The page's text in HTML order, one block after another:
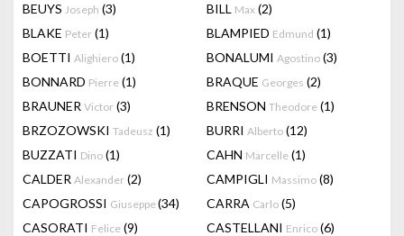
BEUYS Joseph (3) BILL Max (2)
BLAKE Peter (1) BLAMPIED Edmund (1)
BOETTI Alighiero (1) BONALUMI Agostino (3)
BONNARD Pierre (1) BRAQUE Georges (2)
BRAUNER Victor (3) BRENSON Theodore (1)
BRZOZOWSKI Tadeusz (1) BURRI Alberto (12)
BUZZATI Dino (1) CAHN Marcelle (1)
CALDER Alexander (2) CAMPIGLI Massimo (8)
CAPOGROSSI Giuseppe(34) CARRA Carlo (5)
CASORATI Felice (9) CASTELLANI Enrico (6)